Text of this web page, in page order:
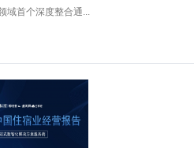
域首个深度整合通...